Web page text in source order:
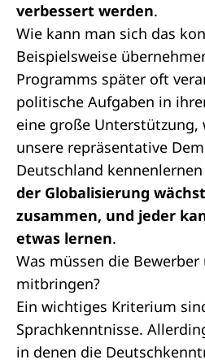
verbessert werden.
Wie kann man sich das
Beispielsweise
Programms später oft
politische Aufgaben in
eine große Unterstützung,
unsere repräsentative
Deutschland
der Globalisierung
zusammen, und jeder
etwas lernen.
Was müssen die
mitbringen?
Ein wichtiges Kriterium
Sprachkenntnisse.
in denen die